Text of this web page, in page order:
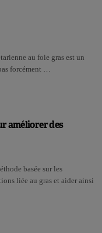
au foie gras est un
forcément …
améliorer des
basée sur les
liée au gras et aider ainsi